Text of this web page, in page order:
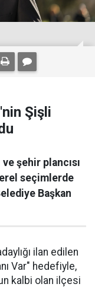
Şişli
şehir plancısı
seçimlerde
Başkan
ilan edilen
Var" hedefiyle,
kalbi olan ilçesi